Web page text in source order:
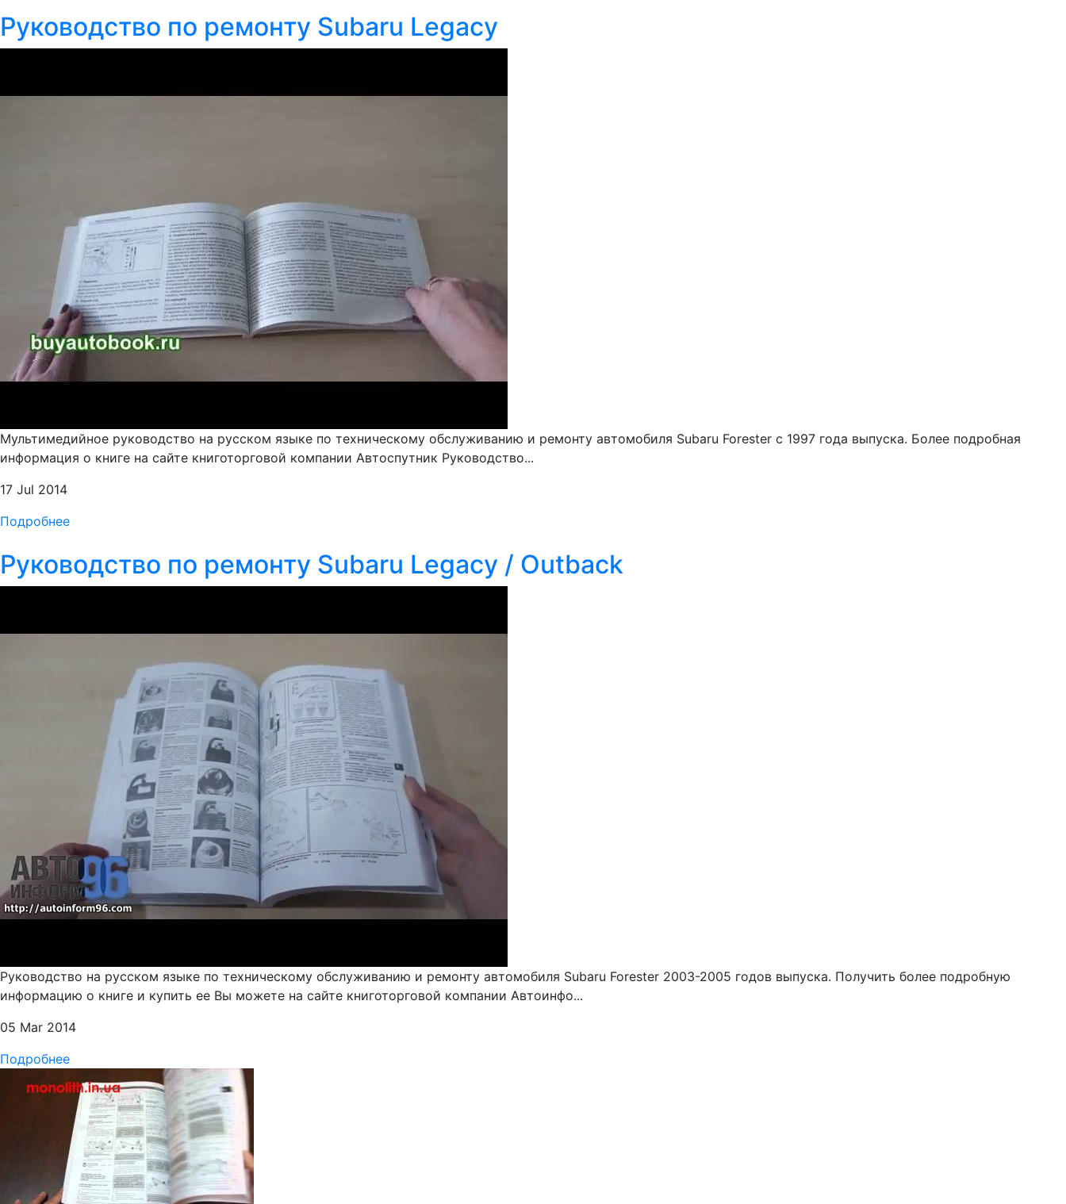
Руководство по ремонту Subaru Legacy
Мультимедийное руководство на русском языке по техническому обслуживанию и ремонту автомобиля Subaru Forester с 1997 года выпуска. Более подробная
информация о книге на сайте книготорговой компании Автоспутник Руководство...
17 Jul 2014
Подробнее
Руководство по ремонту Subaru Legacy / Outback
Руководство на русском языке по техническому обслуживанию и ремонту автомобиля Subaru Forester 2003-2005 годов выпуска. Получить более подробную
информацию о книге и купить ее Вы можете на сайте книготорговой компании Автоинфо...
05 Mar 2014
Подробнее